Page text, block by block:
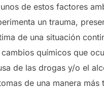
de estos factores
un trauma,
de una situación
químicos que
de las drogas y/o el
de una manera